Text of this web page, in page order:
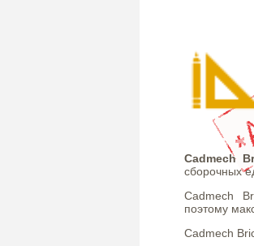
Cadmech
сборочных
Cadmech
поэтому
Cadmech